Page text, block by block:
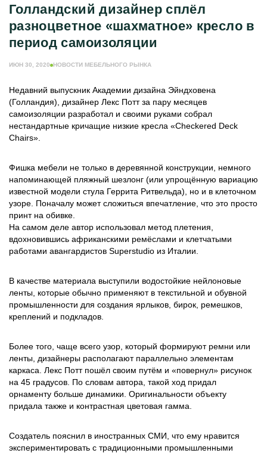
Голландский дизайнер сплёл
разноцветное «шахматное» кресло в
период самоизоляции
ИЮН 30, 2020 НОВОСТИ МЕБЕЛЬНОГО РЫНКА
Недавний выпускник Академии дизайна Эйндховена
(Голландия), дизайнер Лекс Потт за пару месяцев
самоизоляции разработал и своими руками собрал
нестандартные кричащие низкие кресла «Checkered Deck
Chairs».
Фишка мебели не только в деревянной конструкции, немного
напоминающей пляжный шезлонг (или упрощённую вариацию
известной модели стула Геррита Ритвельда), но и в клеточном
узоре. Поначалу может сложиться впечатление, что это просто
принт на обивке.
На самом деле автор использовал метод плетения,
вдохновившись африканскими ремёслами и клетчатыми
работами авангардистов Superstudio из Италии.
В качестве материала выступили водостойкие нейлоновые
ленты, которые обычно применяют в текстильной и обувной
промышленности для создания ярлыков, бирок, ремешков,
креплений и подкладов.
Более того, чаще всего узор, который формируют ремни или
ленты, дизайнеры располагают параллельно элементам
каркаса. Лекс Потт пошёл своим путём и «повернул» рисунок
на 45 градусов. По словам автора, такой ход придал
орнаменту больше динамики. Оригинальности объекту
придала также и контрастная цветовая гамма.
Создатель пояснил в иностранных СМИ, что ему нравится
экспериментировать с традиционными промышленными